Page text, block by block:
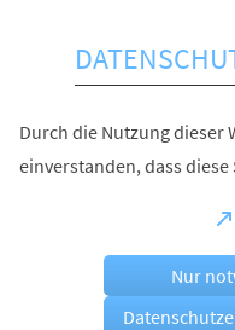
Durch die Nutzung dieser
einverstanden, dass
Nur